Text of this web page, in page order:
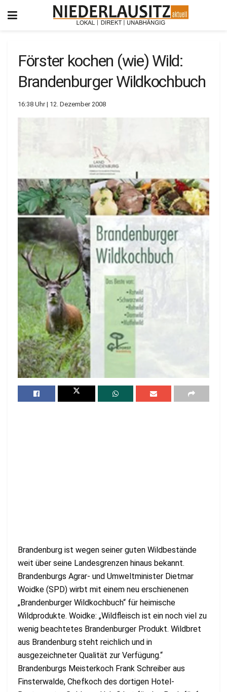
Förster kochen (wie) Wild:
Brandenburger Wildkochbuch
16:38 Uhr | 12. Dezember 2008
Brandenburg ist wegen seiner guten Wildbestände
weit über seine Landesgrenzen hinaus bekannt.
Brandenburgs Agrar- und Umweltminister Dietmar
Woidke (SPD) wirbt mit einem neu erschienenen
„Brandenburger Wildkochbuch“ für heimische
Wildprodukte. Woidke: „Wildfleisch ist ein noch viel zu
wenig beachtetes Brandenburger Produkt. Wildbret
aus Brandenburg steht reichlich und in
ausgezeichneter Qualität zur Verfügung.“
Brandenburgs Meisterkoch Frank Schreiber aus
Finsterwalde, Chefkoch des dortigen Hotel-